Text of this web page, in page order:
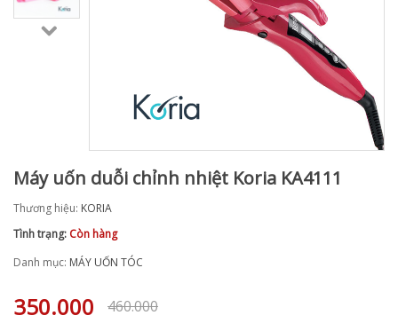
Máy uốn duỗi chỉnh nhiệt Koria KA4111
Thương hiệu: KORIA
Tình trạng: Còn hàng
Danh mục: MÁY UỐN TÓC
460.000
350.000